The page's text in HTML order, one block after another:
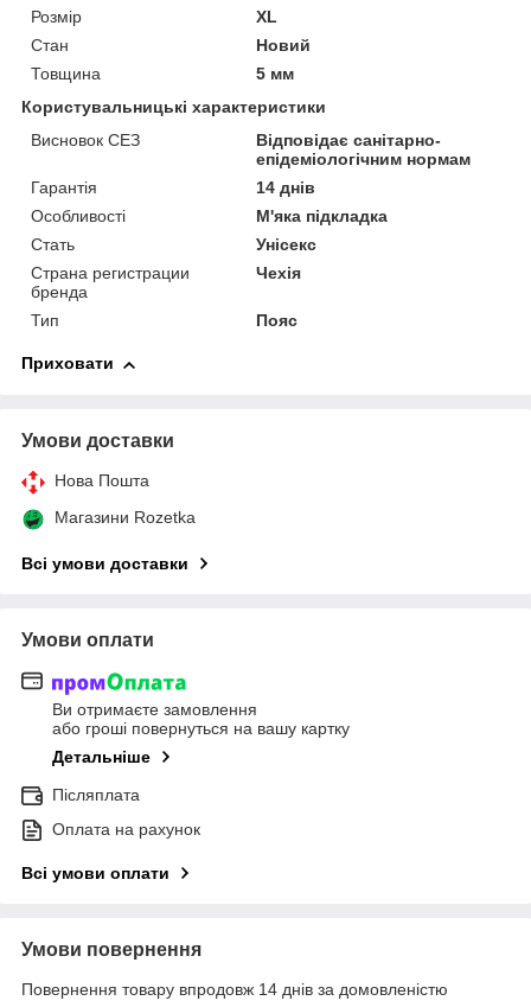
Розмір
XL
Стан
Новий
Товщина
5 мм
Користувальницькі характеристики
Висновок СЕЗ
Відповідає санітарно-
епідеміологічним нормам
Гарантія
14 днів
Особливості
М'яка підкладка
Стать
Унісекс
Страна регистрации
бренда
Чехія
Тип Пояс
Приховати
Умови доставки
Нова Пошта
Магазини Rozetka
Всі умови доставки
Умови оплати
Ви отримаєте замовлення
або гроші повернуться на вашу картку
Детальніше
Післяплата
Оплата на рахунок
Всі умови оплати
Умови повернення
Повернення товару впродовж 14 днів за домовленістю